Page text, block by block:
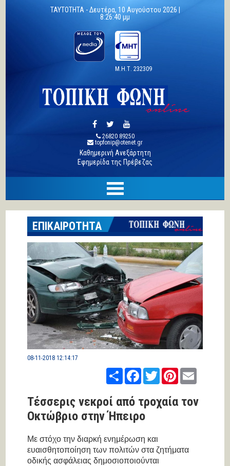
TAYTOTHTA -Δευτέρα, 10 Αυγούστου 2026 |
8:26:41 μμ
Μ.Η.Τ. 232309
26820 89250
topfonip@otenet.gr
Καθημερινή Ανεξάρτητη
Εφημερίδα της Πρέβεζας
ΕΠΙΚΑΙΡΟΤΗΤΑ
08-11-2018 12:14:17
ShareFacebook
TwitterPinterestEmail
Τέσσερις νεκροί από τροχαία τον
Οκτώβριο στην Ήπειρο
Με στόχο την διαρκή ενημέρωση και
ευαισθητοποίηση των πολιτών στα ζητήματα
οδικής ασφάλειας δημοσιοποιούνται